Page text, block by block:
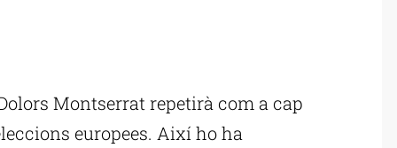
Montserrat repetirà com a cap
europees. Així ho ha